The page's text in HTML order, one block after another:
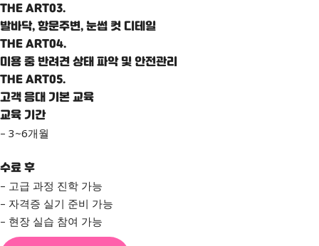
THE ART03.
발바닥, 항문주변, 눈썹 컷 디테일
THE ART04.
미용 중 반려견 상태 파악 및 안전관리
THE ART05.
고객 응대 기본 교육
교육 기간
– 3~6개월
수료 후
– 고급 과정 진학 가능
– 자격증 실기 준비 가능
– 현장 실습 참여 가능